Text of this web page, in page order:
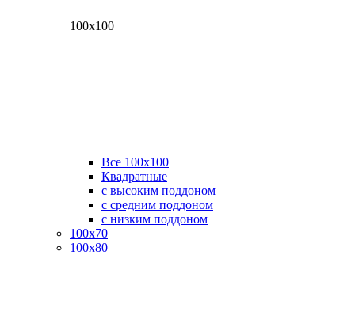
100х100
Все 100х100
Квадратные
с высоким поддоном
с средним поддоном
с низким поддоном
100х70
100х80